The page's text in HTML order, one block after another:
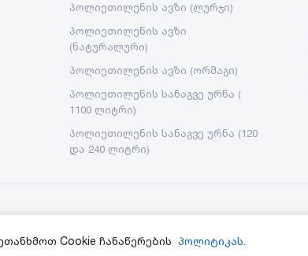
პოლიეთილენის ავზი (ლურჯი)
პოლიეთილენის ავზი
(ნატურალური)
პოლიეთილენის ავზი (ორმაგი)
პოლიეთილენის სანაგვე ურნა (
1100 ლიტრი)
პოლიეთილენის სანაგვე ურნა (120
და 240 ლიტრი)
Cookie ჩანაწერების პოლიტიკას.